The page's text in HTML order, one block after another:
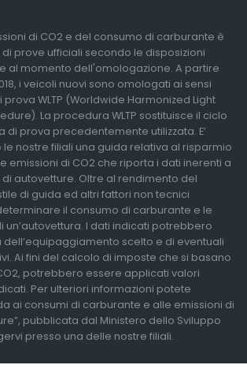
di CO2 e del consumo di carburante è
prove ufficiali secondo le disposizioni
al momento dell'omologazione. A partire
i veicoli nuovi sono omologati ai sensi
WLTP (Worldwide Harmonized Light
La procedura WLTP sostituisce il ciclo
di prova precedentemente utilizzata. E’
nostre filiali una guida relativa al risparmio
emissioni di CO2 che riporta i dati inerenti a
autovetture. Oltre al rendimento del
di guida ed altri fattori non tecnici
il consumo di carburante e le
un’autovettura. I dati indicati potrebbero
scelto e di eventuali
Ai fini del calcolo di imposte che si basano
potrebbero essere applicati valori
Per ulteriori informazioni potete
ai consumi di carburante e alle emissioni di
pubblicata dal Ministero dello Sviluppo
presso una delle nostre filiali.